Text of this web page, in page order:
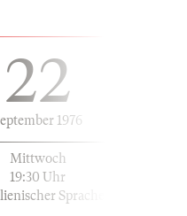
22
1976
Mittwoch
19:30 Uhr
Sprache